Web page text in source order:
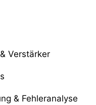
Verstärker
& Fehleranalyse